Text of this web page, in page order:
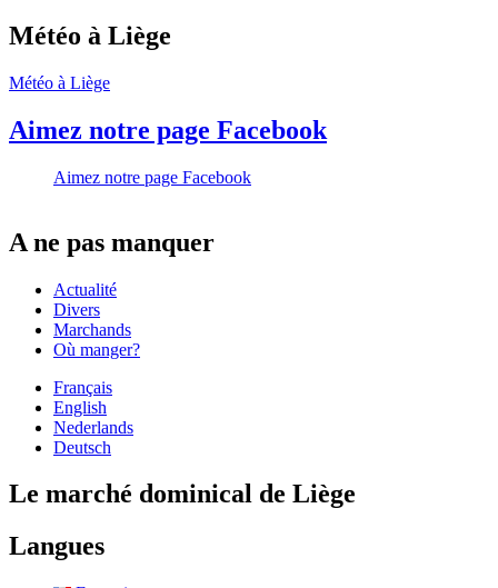
Météo à Liège
Météo à Liège
Aimez notre page Facebook
Aimez notre page Facebook
A ne pas manquer
Actualité
Divers
Marchands
Où manger?
Français
English
Nederlands
Deutsch
Le marché dominical de Liège
Langues